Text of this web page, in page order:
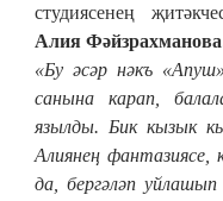
студиясенең
Алия Фәйзрахманова
«Бу әсәр нәкъ
санына карап,
язылды. Бик кызык
Алиянең фантазиясе,
да, бергәләп